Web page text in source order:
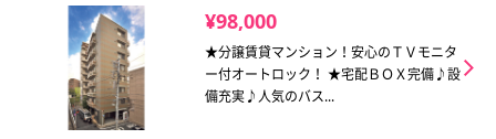
¥98,000
★分譲賃貸マンション！安心のＴＶモニタ
ー付オートロック！ ★宅配ＢＯＸ完備♪設
備充実♪人気のバス...